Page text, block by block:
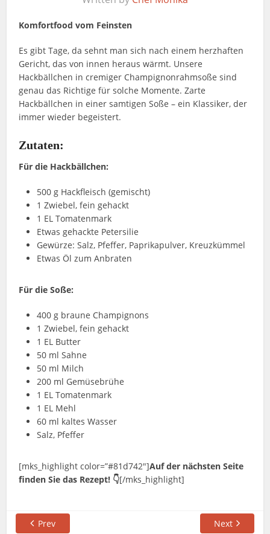
Komfortfood vom Feinsten
Es gibt Tage, da sehnt man sich nach einem herzhaften
Gericht, das von innen heraus wärmt. Unsere
Hackbällchen in cremiger Champignonrahmsoße sind
genau das Richtige für solche Momente. Zarte
Hackbällchen in einer samtigen Soße – ein Klassiker, der
immer wieder begeistert.
Zutaten:
Für die Hackbällchen:
500 g Hackfleisch (gemischt)
1 Zwiebel, fein gehackt
1 EL Tomatenmark
Etwas gehackte Petersilie
Gewürze: Salz, Pfeffer, Paprikapulver, Kreuzkümmel
Etwas Öl zum Anbraten
Für die Soße:
400 g braune Champignons
1 Zwiebel, fein gehackt
1 EL Butter
50 ml Sahne
50 ml Milch
200 ml Gemüsebrühe
1 EL Tomatenmark
1 EL Mehl
60 ml kaltes Wasser
Salz, Pfeffer
[mks_highlight color=”#81d742″]Auf der nächsten Seite
finden Sie das Rezept! 👇[/mks_highlight]
Prev Next